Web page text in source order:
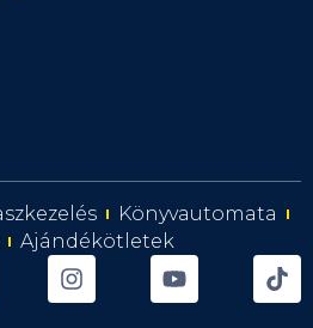
Könyvautomata
Ajándékötletek